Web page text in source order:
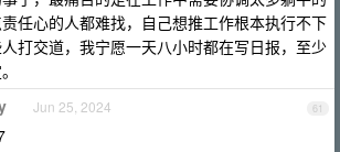
任心的人都难找，自己想推工作根本执行不下
打交道，我宁愿一天八小时都在写日报，至少
61
Jun 25, 2024